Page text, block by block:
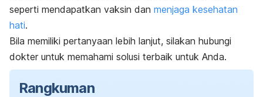
seperti mendapatkan vaksin dan menjaga kesehatan
hati.
Bila memiliki pertanyaan lebih lanjut, silakan hubungi
dokter untuk memahami solusi terbaik untuk Anda.
Rangkuman